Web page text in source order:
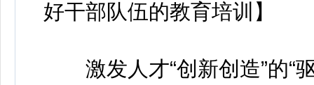
好干部队伍的教育培训】
激发人才“创新创造”的“